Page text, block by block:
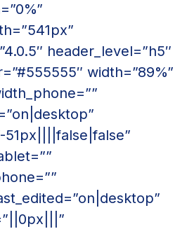
header_level=”h5″
width=”89%”
51px||||false|false”